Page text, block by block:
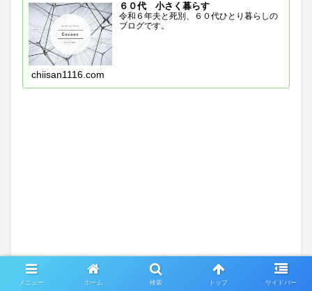
６０代 小さく暮らす
令和６年夫と死別、６０代ひとり暮らしの
ブログです。
chiisan1116.com
メニュー ホーム 検索 トップ サイドバー